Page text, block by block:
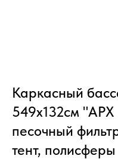
Каркасный
549х132см
песочный
тент, полисферы